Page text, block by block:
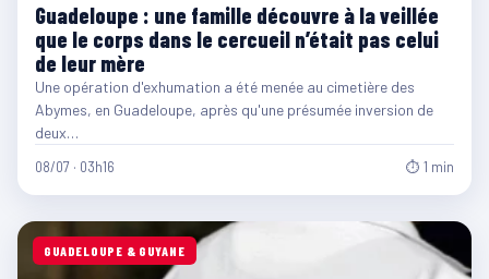
Guadeloupe : une famille découvre à la veillée
que le corps dans le cercueil n’était pas celui
de leur mère
Une opération d'exhumation a été menée au cimetière des
Abymes, en Guadeloupe, après qu'une présumée inversion de
deux…
08/07 · 03h16 ⏱ 1 min
GUADELOUPE & GUYANE